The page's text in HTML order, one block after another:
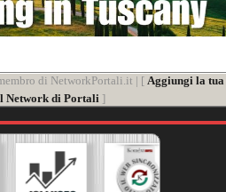
di NetworkPortali.it | [ Aggiungi la tua
Network di Portali]